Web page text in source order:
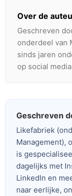
Over de
Geschreven
onderdeel van
sinds jaren
op social
Geschreven
Likefabriek
Management),
is
dagelijks met
LinkedIn en
naar eerlijke,